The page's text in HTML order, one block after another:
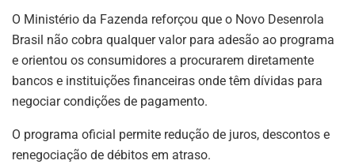
O Ministério da Fazenda reforçou que o Novo Desenrola
Brasil não cobra qualquer valor para adesão ao programa
e orientou os consumidores a procurarem diretamente
bancos e instituições financeiras onde têm dívidas para
negociar condições de pagamento.
O programa oficial permite redução de juros, descontos e
renegociação de débitos em atraso.